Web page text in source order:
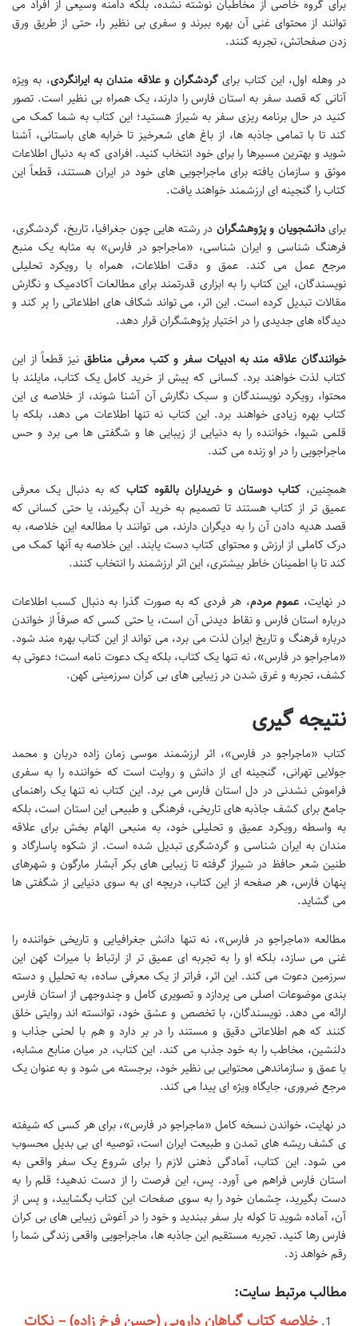
برای گروه خاصی از مخاطبان نوشته نشده، بلکه دامنه وسیعی از افراد می
توانند از محتوای غنی آن بهره ببرند و سفری بی نظیر را، حتی از طریق ورق
زدن صفحاتش، تجربه کنند.
در وهله اول، این کتاب برای گردشگران و علاقه مندان به ایرانگردی، به ویژه
آنانی که قصد سفر به استان فارس را دارند، یک همراه بی نظیر است. تصور
کنید در حال برنامه ریزی سفر به شیراز هستید؛ این کتاب به شما کمک می
کند تا با تمامی جاذبه ها، از باغ های شعرخیز تا خرابه های باستانی، آشنا
شوید و بهترین مسیرها را برای خود انتخاب کنید. افرادی که به دنبال اطلاعات
موثق و سازمان یافته برای ماجراجویی های خود در ایران هستند، قطعاً این
کتاب را گنجینه ای ارزشمند خواهند یافت.
برایدانشجویان و پژوهشگران در رشته هایی چون جغرافیا، تاریخ، گردشگری،
فرهنگ شناسی و ایران شناسی، «ماجراجو در فارس» به مثابه یک منبع
مرجع عمل می کند. عمق و دقت اطلاعات، همراه با رویکرد تحلیلی
نویسندگان، این کتاب را به ابزاری قدرتمند برای مطالعات آکادمیک و نگارش
مقالات تبدیل کرده است. این اثر، می تواند شکاف های اطلاعاتی را پر کند و
دیدگاه های جدیدی را در اختیار پژوهشگران قرار دهد.
خوانندگان علاقه مند به ادبیات سفر و کتب معرفی مناطقنیز قطعاً از این
کتاب لذت خواهند برد. کسانی که پیش از خرید کامل یک کتاب، مایلند با
محتوا، رویکرد نویسندگان و سبک نگارش آن آشنا شوند، از خلاصه ی این
کتاب بهره زیادی خواهند برد. این کتاب نه تنها اطلاعات می دهد، بلکه با
قلمی شیوا، خواننده را به دنیایی از زیبایی ها و شگفتی ها می برد و حس
ماجراجویی را در او زنده می کند.
همچنین، کتاب دوستان و خریداران بالقوه کتاب که به دنبال یک معرفی
عمیق تر از کتاب هستند تا تصمیم به خرید آن بگیرند، یا حتی کسانی که
قصد هدیه دادن آن را به دیگران دارند، می توانند با مطالعه این خلاصه، به
درک کاملی از ارزش و محتوای کتاب دست یابند. این خلاصه به آنها کمک می
کند تا با اطمینان خاطر بیشتری، این اثر ارزشمند را انتخاب کنند.
در نهایت، عموم مردم، هر فردی که به صورت گذرا به دنبال کسب اطلاعات
درباره استان فارس و نقاط دیدنی آن است، یا حتی کسی که صرفاً از خواندن
درباره فرهنگ و تاریخ ایران لذت می برد، می تواند از این کتاب بهره مند شود.
«ماجراجو در فارس»، نه تنها یک کتاب، بلکه یک دعوت نامه است؛ دعوتی به
کشف، تجربه و غرق شدن در زیبایی های بی کران سرزمینی کهن.
نتیجه گیری
کتاب «ماجراجو در فارس»، اثر ارزشمند موسی زمان زاده دربان و محمد
جولایی تهرانی، گنجینه ای از دانش و روایت است که خواننده را به سفری
فراموش نشدنی در دل استان فارس می برد. این کتاب نه تنها یک راهنمای
جامع برای کشف جاذبه های تاریخی، فرهنگی و طبیعی این استان است، بلکه
به واسطه رویکرد عمیق و تحلیلی خود، به منبعی الهام بخش برای علاقه
مندان به ایران شناسی و گردشگری تبدیل شده است. از شکوه پاسارگاد و
طنین شعر حافظ در شیراز گرفته تا زیبایی های بکر آبشار مارگون و شهرهای
پنهان فارس، هر صفحه از این کتاب، دریچه ای به سوی دنیایی از شگفتی ها
می گشاید.
مطالعه «ماجراجو در فارس»، نه تنها دانش جغرافیایی و تاریخی خواننده را
غنی می سازد، بلکه او را به تجربه ای عمیق تر از ارتباط با میراث کهن این
سرزمین دعوت می کند. این اثر، فراتر از یک معرفی ساده، به تحلیل و دسته
بندی موضوعات اصلی می پردازد و تصویری کامل و چندوجهی از استان فارس
ارائه می دهد. نویسندگان، با تخصص و عشق خود، توانسته اند روایتی خلق
کنند که هم اطلاعاتی دقیق و مستند را در بر دارد و هم با لحنی جذاب و
دلنشین، مخاطب را به خود جذب می کند. این کتاب، در میان منابع مشابه،
با عمق و سازماندهی محتوایی بی نظیر خود، برجسته می شود و به عنوان یک
مرجع ضروری، جایگاه ویژه ای پیدا می کند.
در نهایت، خواندن نسخه کامل «ماجراجو در فارس»، برای هر کسی که شیفته
ی کشف ریشه های تمدن و طبیعت ایران است، توصیه ای بی بدیل محسوب
می شود. این کتاب، آمادگی ذهنی لازم را برای شروع یک سفر واقعی به
استان فارس فراهم می آورد. پس، این فرصت را از دست ندهید؛ قلم را به
دست بگیرید، چشمان خود را به سوی صفحات این کتاب بگشایید، و پس از
آن، آماده شوید تا کوله بار سفر ببندید و خود را در آغوش زیبایی های بی کران
فارس رها کنید. تجربه مستقیم این جاذبه ها، ماجراجویی واقعی زندگی شما را
رقم خواهد زد.
مطالب مرتبط سایت:
خلاصه کتاب گیاهان دارویی (حسن فرخ زاده) – نکات